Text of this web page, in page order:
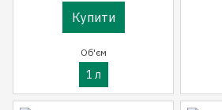
Купити
Об'єм
1 л